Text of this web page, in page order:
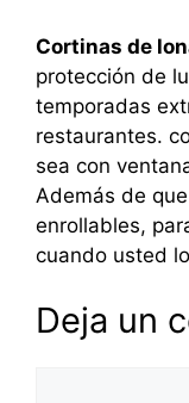
Cortinas de
protección de
temporadas
restaurantes.
sea con
Además de
enrollables,
cuando usted
Deja un